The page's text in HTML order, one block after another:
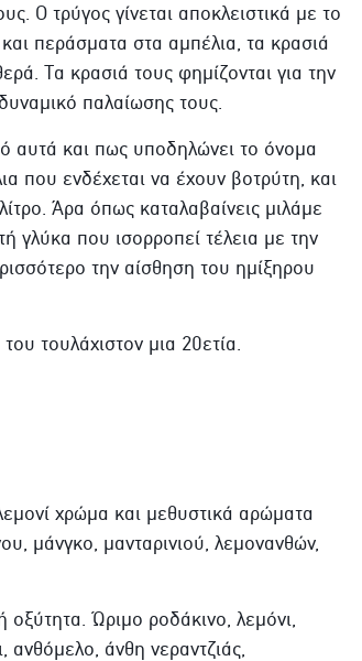
Ο τρύγος γίνεται αποκλειστικά με το
περάσματα στα αμπέλια, τα κρασιά
Τα κρασιά τους φημίζονται για την
παλαίωσης τους.
αυτά και πως υποδηλώνει το όνομα
που ενδέχεται να έχουν βοτρύτη, και
Άρα όπως καταλαβαίνεις μιλάμε
γλύκα που ισορροπεί τέλεια με την
την αίσθηση του ημίξηρου
τουλάχιστον μια 20ετία.
χρώμα και μεθυστικά αρώματα
μάνγκο, μανταρινιού, λεμονανθών,
Ώριμο ροδάκινο, λεμόνι,
άνθη νεραντζιάς,